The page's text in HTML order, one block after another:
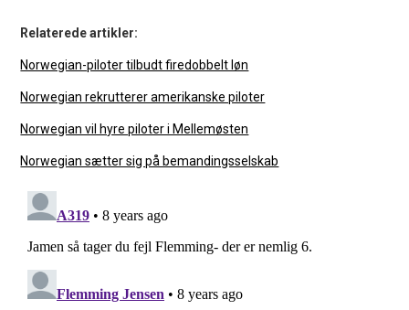
Relaterede artikler:
Norwegian-piloter tilbudt firedobbelt løn
Norwegian rekrutterer amerikanske piloter
Norwegian vil hyre piloter i Mellemøsten
Norwegian sætter sig på bemandingsselskab